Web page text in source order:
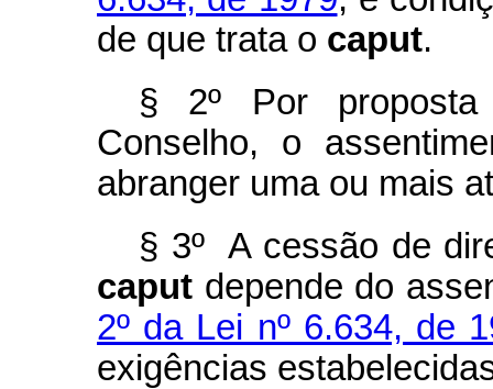
de que trata o caput.
§ 2º Por proposta
Conselho, o
abranger uma ou mais
§ 3º A cessão de
caput depende do
2º da Lei nº 6.634, de
exigências